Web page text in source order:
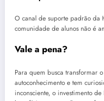
O canal de suporte padrão da
comunidade de alunos não é
Vale a pena?
Para quem busca transformar
autoconhecimento e tem
inconsciente, o investimento